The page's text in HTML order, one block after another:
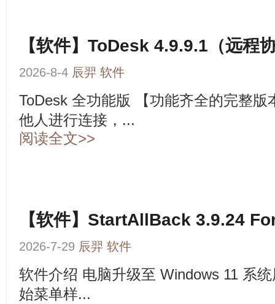
【软件】ToDesk 4.9.9.1（远程
2026-8-4 辰羿 软件
ToDesk 全功能版 【功能齐全的完整版
他人进行连接，...
阅读全文>>
【软件】StartAllBack 3.9.24
2026-7-29 辰羿 软件
软件介绍 电脑升级至 Windows 11 系
始菜单样...